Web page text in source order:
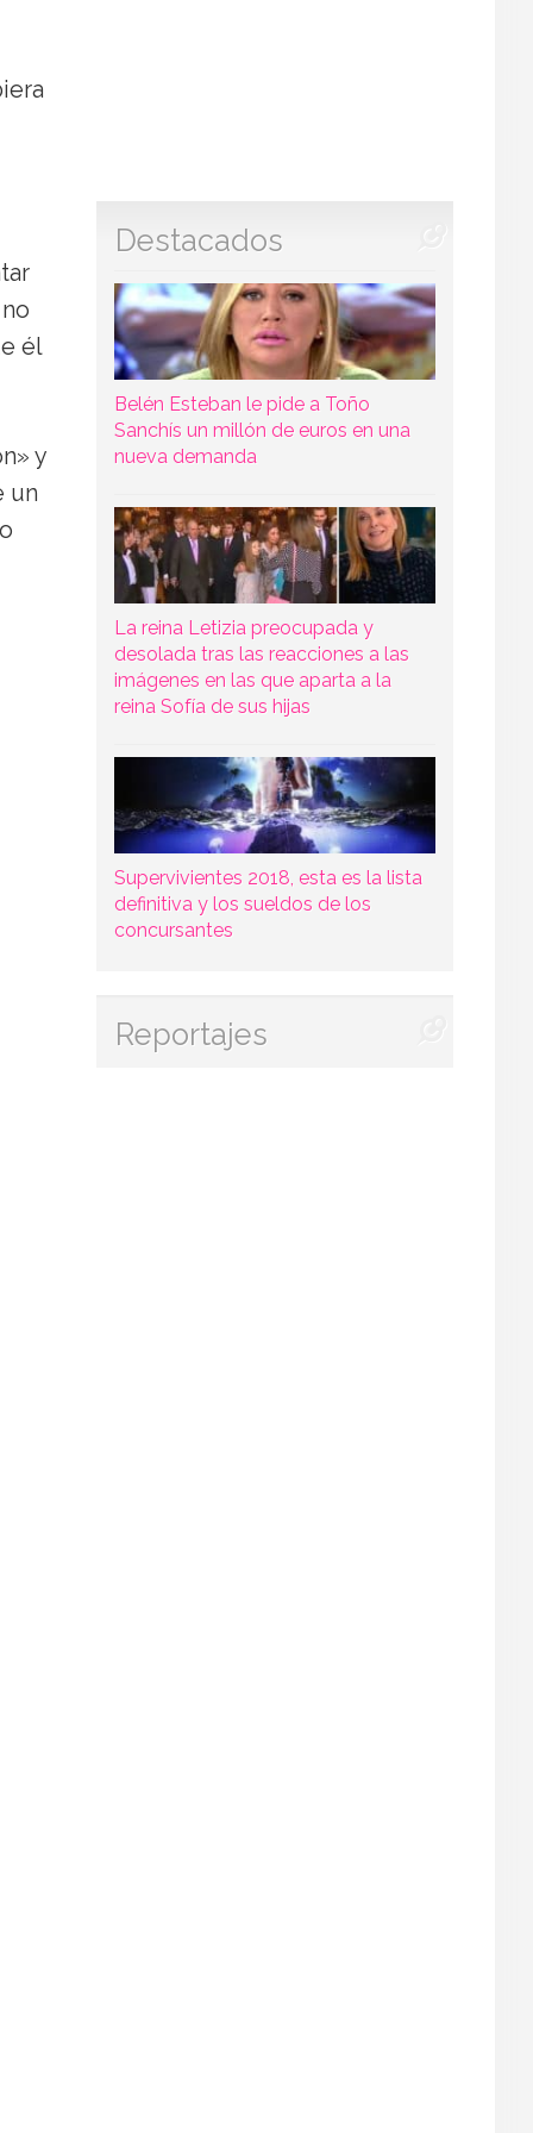
él
y
un
Destacados
Belén Esteban le pide a Toño
Sanchís un millón de euros en una
nueva demanda
La reina Letizia preocupada y
desolada tras las reacciones a las
imágenes en las que aparta a la
reina Sofía de sus hijas
Supervivientes 2018, esta es la lista
definitiva y los sueldos de los
concursantes
Reportajes